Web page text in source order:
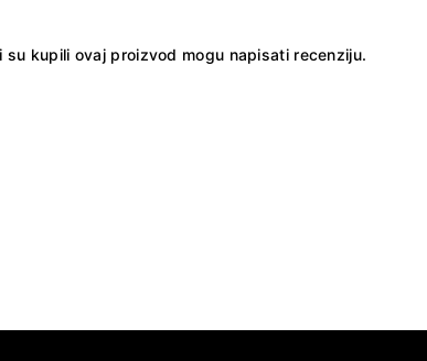
su kupili ovaj proizvod mogu napisati recenziju.